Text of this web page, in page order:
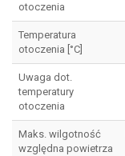
otoczenia
Temperatura
otoczenia [°C]
Uwaga dot.
temperatury
otoczenia
Maks. wilgotność
względna powietrza